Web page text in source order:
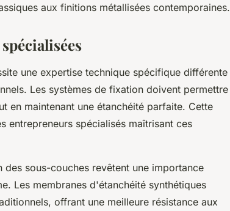
aux finitions métallisées contemporaines.
une expertise technique spécifique différente
Les systèmes de fixation doivent permettre
en maintenant une étanchéité parfaite. Cette
entrepreneurs spécialisés maîtrisant ces
sous-couches revêtent une importance
Les membranes d'étanchéité synthétiques
offrant une meilleure résistance aux